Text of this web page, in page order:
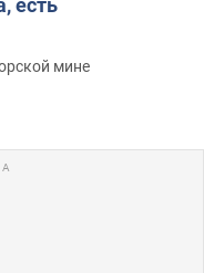
мине